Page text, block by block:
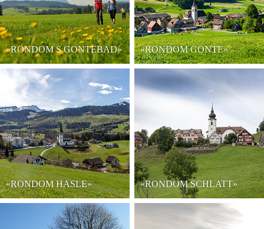
«RONDOM S GONTEBAD» «RONDOM GONTE»
«RONDOM HASLE» «RONDOM SCHLATT»